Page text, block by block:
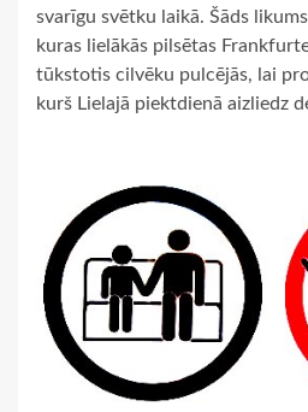
svarīgu svētku laikā. Šāds
kuras lielākās pilsētas
tūkstotis cilvēku pulcējās, lai
kurš Lielajā piektdienā aizliedz